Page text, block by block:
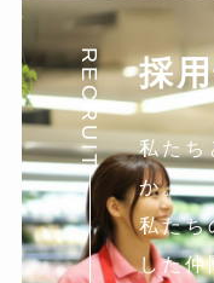
RECRUIT 採
私たち
か。
私たち
した仲